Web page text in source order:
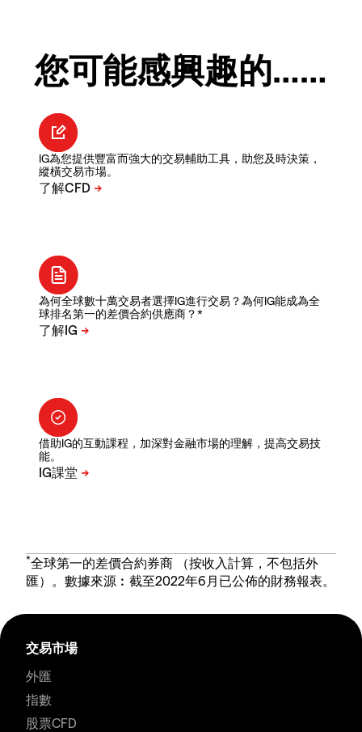
您可能感興趣的……
IG為您提供豐富而強大的交易輔助工具，助您及時決策，
縱橫交易市場。
為何全球數十萬交易者選擇IG進行交易？為何IG能成為全
球排名第一的差價合約供應商？*
借助IG的互動課程，加深對金融市場的理解，提高交易技
能。
*全球第一的差價合約券商 （按收入計算，不包括外
匯）。數據來源︰截至2022年6月已公佈的財務報表。
交易市場
外匯
指數
股票CFD